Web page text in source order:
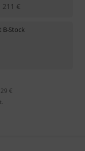
211 €
B-Stock
€